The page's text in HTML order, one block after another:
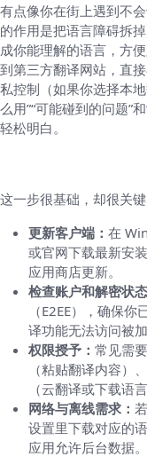
有点像你在街上遇到不
的作用是把语言障碍拆
成你能理解的语言，方
到第三方翻译网站，直
私控制（如果你选择本
么用”“可能碰到的问题”
轻松明白。
这一步很基础，却很关键
更新客户端： 在
或官网下载最新安
应用商店更新。
检查账户和解密状态
（E2EE），确保
译功能无法访问被加
权限授予： 常见需
（粘贴翻译内容）
（云翻译或下载语言
网络与离线需求：
设置里下载对应的
应用允许后台数据。